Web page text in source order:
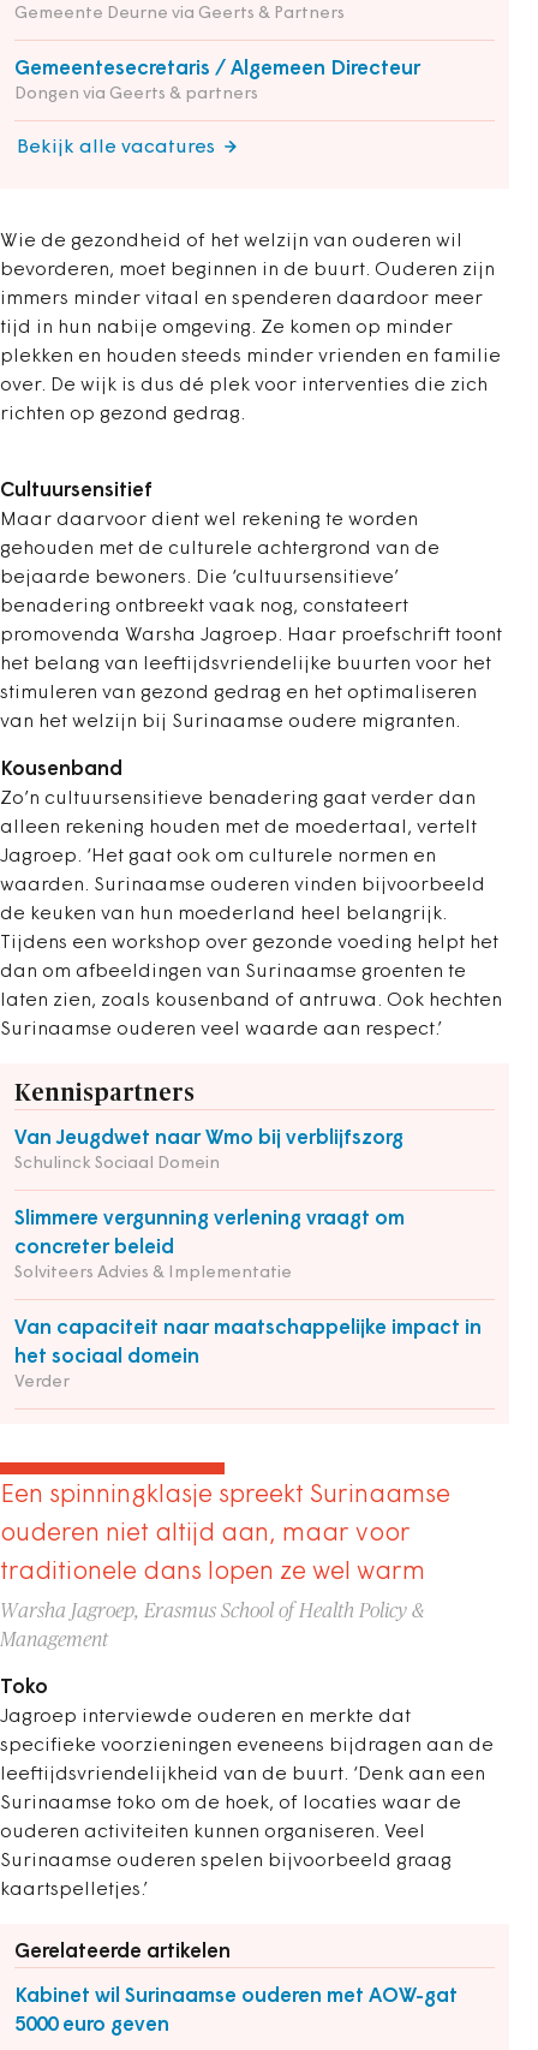
Gemeente Deurne via Geerts & Partners
Gemeentesecretaris / Algemeen Directeur
Dongen via Geerts & partners
Bekijk alle vacatures
Wie de gezondheid of het welzijn van ouderen wil
bevorderen, moet beginnen in de buurt. Ouderen zijn
immers minder vitaal en spenderen daardoor meer
tijd in hun nabije omgeving. Ze komen op minder
plekken en houden steeds minder vrienden en familie
over. De wijk is dus dé plek voor interventies die zich
richten op gezond gedrag.
Cultuursensitief
Maar daarvoor dient wel rekening te worden
gehouden met de culturele achtergrond van de
bejaarde bewoners. Die ‘cultuursensitieve’
benadering ontbreekt vaak nog, constateert
promovenda Warsha Jagroep. Haar proefschrift toont
het belang van leeftijdsvriendelijke buurten voor het
stimuleren van gezond gedrag en het optimaliseren
van het welzijn bij Surinaamse oudere migranten.
Kousenband
Zo’n cultuursensitieve benadering gaat verder dan
alleen rekening houden met de moedertaal, vertelt
Jagroep. ‘Het gaat ook om culturele normen en
waarden. Surinaamse ouderen vinden bijvoorbeeld
de keuken van hun moederland heel belangrijk.
Tijdens een workshop over gezonde voeding helpt het
dan om afbeeldingen van Surinaamse groenten te
laten zien, zoals kousenband of antruwa. Ook hechten
Surinaamse ouderen veel waarde aan respect.’
Kennispartners
Van Jeugdwet naar Wmo bij verblijfszorg
Schulinck Sociaal Domein
Slimmere vergunning verlening vraagt om
concreter beleid
Solviteers Advies & Implementatie
Van capaciteit naar maatschappelijke impact in
het sociaal domein
Verder
Een spinningklasje spreekt Surinaamse
ouderen niet altijd aan, maar voor
traditionele dans lopen ze wel warm
Warsha Jagroep, Erasmus School of Health Policy &
Management
Toko
Jagroep interviewde ouderen en merkte dat
specifieke voorzieningen eveneens bijdragen aan de
leeftijdsvriendelijkheid van de buurt. ‘Denk aan een
Surinaamse toko om de hoek, of locaties waar de
ouderen activiteiten kunnen organiseren. Veel
Surinaamse ouderen spelen bijvoorbeeld graag
kaartspelletjes.’
Gerelateerde artikelen
Kabinet wil Surinaamse ouderen met AOW-gat
5000 euro geven